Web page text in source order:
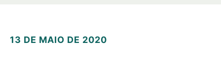
13 DE MAIO DE 2020